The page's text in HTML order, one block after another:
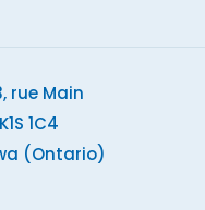
rue Main
K1S 1C4
(Ontario)